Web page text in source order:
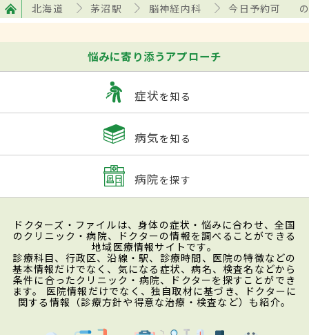
北海道 茅沼駅 脳神経内科 今日予約可
悩みに寄り添うアプローチ
症状を知る
病気を知る
病院を探す
ドクターズ・ファイルは、身体の症状・悩みに合わせ、全国
のクリニック・病院、ドクターの情報を調べることができる
地域医療情報サイトです。
診療科目、行政区、沿線・駅、診療時間、医院の特徴などの
基本情報だけでなく、気になる症状、病名、検査名などから
条件に合ったクリニック・病院、ドクターを探すことができ
ます。 医院情報だけでなく、独自取材に基づき、ドクターに
関する情報（診療方針や得意な治療・検査など）も紹介。